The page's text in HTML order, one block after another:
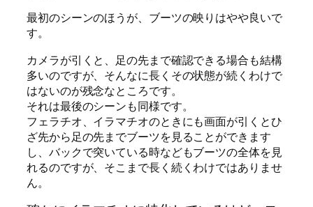
最初のシーンのほうが、ブーツの映りはやや良いで
す。
カメラが引くと、足の先まで確認できる場合も結構
多いのですが、そんなに長くその状態が続くわけで
はないのが残念なところです。
それは最後のシーンも同様です。
フェラチオ、イラマチオのときにも画面が引くとひ
ざ先から足の先までブーツを見ることができます
し、バックで突いている時などもブーツの全体を見
れるのですが、そこまで長く続くわけではありませ
ん。